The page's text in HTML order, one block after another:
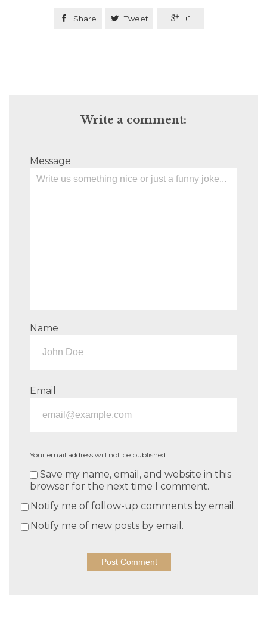
 Share  Tweet  +1
Write a comment:
Message
Name
Email
Your email address will not be published.
Save my name, email, and website in this
browser for the next time I comment.
Notify me of follow-up comments by email.
Notify me of new posts by email.